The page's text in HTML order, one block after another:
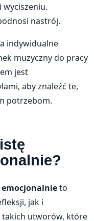
wyciszeniu.
nastrój.
indywidualne
muzyczny do pracy
jest
aby znaleźć te,
potrzebom.
to
jak i
takich utworów, które